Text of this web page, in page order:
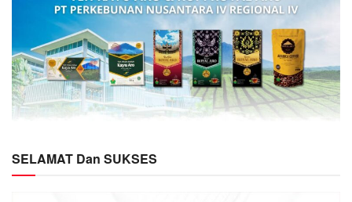
SELAMAT Dan SUKSES